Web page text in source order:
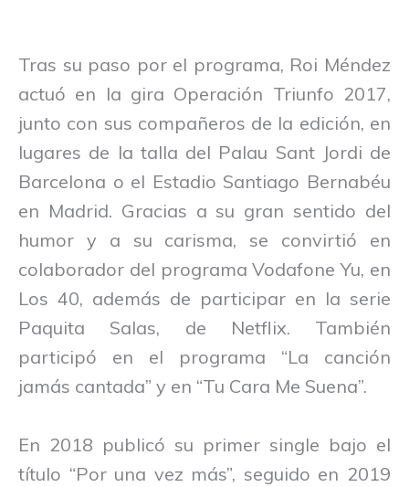
Tras su paso por el programa, Roi Méndez
actuó en la gira Operación Triunfo 2017,
junto con sus compañeros de la edición, en
lugares de la talla del Palau Sant Jordi de
Barcelona o el Estadio Santiago Bernabéu
en Madrid. Gracias a su gran sentido del
humor y a su carisma, se convirtió en
colaborador del programa Vodafone Yu, en
Los 40, además de participar en la serie
Paquita Salas, de Netflix. También
participó en el programa “La canción
jamás cantada” y en “Tu Cara Me Suena”.
En 2018 publicó su primer single bajo el
título “Por una vez más”, seguido en 2019